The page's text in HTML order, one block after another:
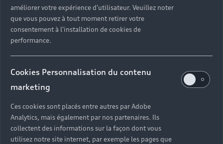
améliorer votre expérience d'utilisateur. Veuillez noter
que vous pouvez à tout moment retirer votre
consentement à l'installation de cookies de
performance.
Cookies Personnalisation du contenu
marketing
Ces cookies sont placés entre autres par Adobe
Analytics, mais également par nos partenaires. Ils
collectent des informations sur la façon dont vous
utilisez notre site internet, par exemple les pages que